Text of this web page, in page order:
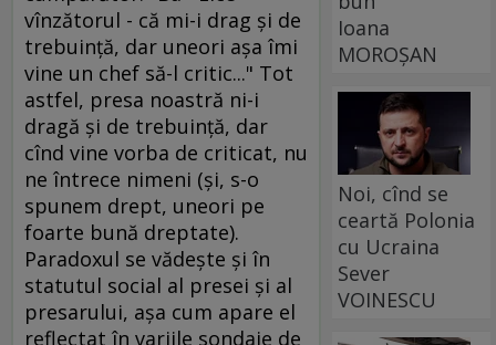
vînzătorul - că mi-i drag şi de
trebuinţă, dar uneori aşa îmi
vine un chef să-l critic..." Tot
astfel, presa noastră ni-i
dragă şi de trebuinţă, dar
cînd vine vorba de criticat, nu
ne întrece nimeni (şi, s-o
spunem drept, uneori pe
foarte bună dreptate).
Paradoxul se vădeşte şi în
statutul social al presei şi al
presarului, aşa cum apare el
reflectat în variile sondaje de
Ioana
MOROȘAN
Noi, cînd se
ceartă Polonia
cu Ucraina
Sever
VOINESCU